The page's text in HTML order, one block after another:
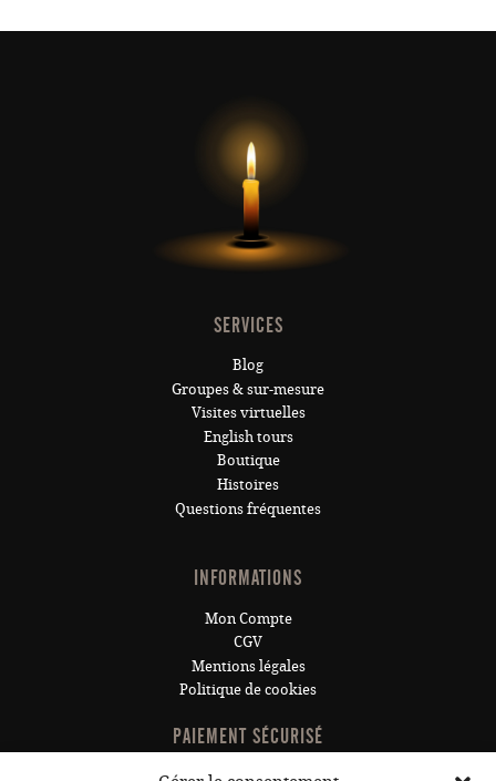
SERVICES
Blog
Groupes & sur-mesure
Visites virtuelles
English tours
Boutique
Histoires
Questions fréquentes
INFORMATIONS
Mon Compte
CGV
Mentions légales
Politique de cookies
PAIEMENT SÉCURISÉ